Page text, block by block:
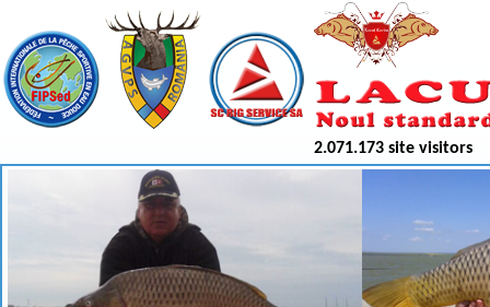
2.071.173 site visitors